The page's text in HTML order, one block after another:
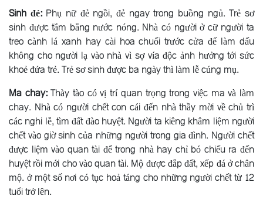
Sinh đẻ:Phụ nữ đẻ ngồi, đẻ ngay trong buồng ngủ. Trẻ sơ
sinh được tắm bằng nước nóng. Nhà có người ở cữ người ta
treo cành lá xanh hay cài hoa chuối trước cửa để làm dấu
không cho người lạ vào nhà vì sợ vía độc ảnh hưởng tới sức
khoẻ đứa trẻ. Trẻ sơ sinh được ba ngày thì làm lễ cúng mụ.
Ma chay:Thày tào có vị trí quan trọng trong việc ma và làm
chay. Nhà có người chết con cái đến nhà thầy mời về chủ trì
các nghi lễ, tìm đất đào huyệt. Người ta kiêng khâm liệm người
chết vào giờ sinh của những người trong gia đình. Người chết
được liệm vào quan tài để trong nhà hay chỉ bó chiếu ra đến
huyệt rồi mới cho vào quan tài. Mộ được đắp đất, xếp đá ở chân
mộ. ở một số nơi có tục hoả táng cho những người chết từ 12
tuổi trở lên.